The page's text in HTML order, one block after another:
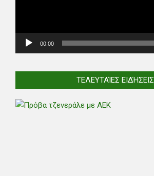
00:00
ΤΕΛΕΥΤΑΊΕΣ ΕΙΔΉΣΕΙΣ